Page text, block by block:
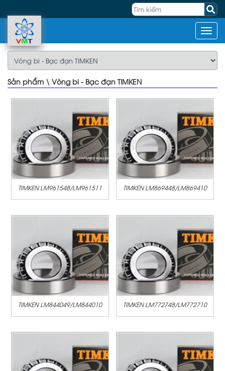
Sản phẩm \ Vòng bi - Bạc đạn TIMKEN
TIMKEN LM961548/LM961511 TIMKEN LM869448/LM869410
TIMKEN LM844049/LM844010 TIMKEN LM772748/LM772710